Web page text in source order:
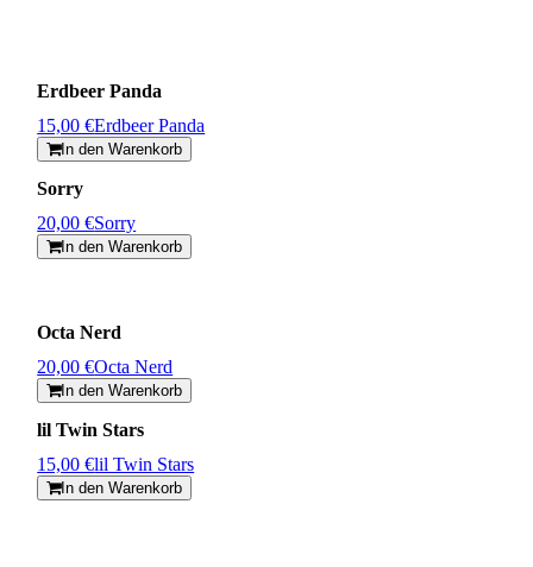
Erdbeer Panda
15,00 €Erdbeer Panda
In den Warenkorb
Sorry
20,00 €Sorry
In den Warenkorb
Octa Nerd
20,00 €Octa Nerd
In den Warenkorb
lil Twin Stars
15,00 €lil Twin Stars
In den Warenkorb